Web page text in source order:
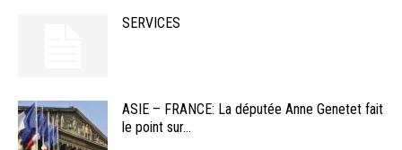
SERVICES
ASIE – FRANCE: La députée Anne Genetet fait
le point sur...